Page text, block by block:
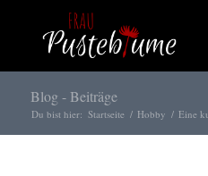
Blog - Beiträge
Du bist hier: Startseite / Hobby / Eine